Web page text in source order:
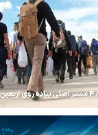
روایت ایران از کنار مردم
از طلوع خیابان‌ها تا غروب اشک
جمله‌ای که بغض چهارماهه را
تهران رفتند»